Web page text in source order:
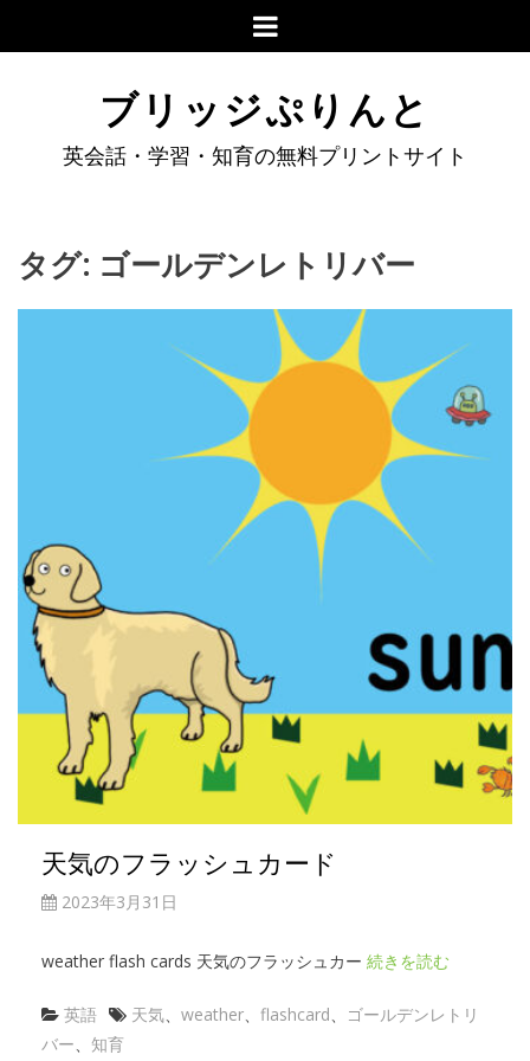
ブリッジぷりんと
英会話・学習・知育の無料プリントサイト
タグ: ゴールデンレトリバー
天気のフラッシュカード
2023年3月31日
weather flash cards 天気のフラッシュカー 続きを読む
英語 天気、 weather、 flashcard、
ゴールデンレトリ
バー、 知育